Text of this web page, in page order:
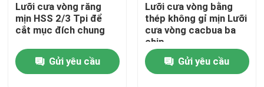
Trang chủ
Các sản phẩm
Lưỡi cưa vòng răng
mịn HSS 2/3 Tpi để
cắt mục đích chung
Gửi yêu cầu
Lưỡi cưa vòng bằng
thép không gỉ mịn Lưỡi
cưa vòng cacbua ba
chip
Gửi yêu cầu